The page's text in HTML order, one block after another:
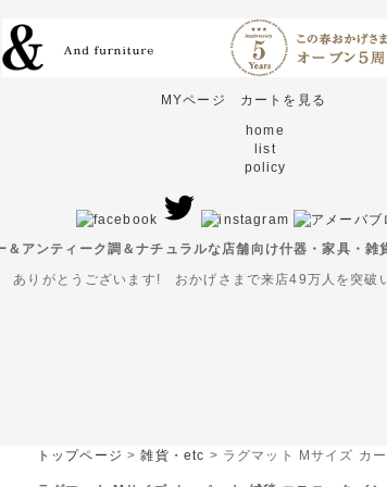
MYページ カートを見る
home
list
policy
＆アンティーク調＆ナチュラルな店舗向け什器・家具・雑
ありがとうございます! おかげさまで来店49万人を突破
トップページ >雑貨・etc > ラグマット Mサイズ カ